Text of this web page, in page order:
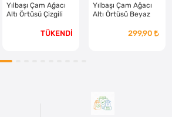
Yılbaşı Çam Ağacı
Altı Örtüsü Çizgili
TÜKENDİ
Yılbaşı Çam Ağacı
Altı Örtüsü Beyaz
299,90